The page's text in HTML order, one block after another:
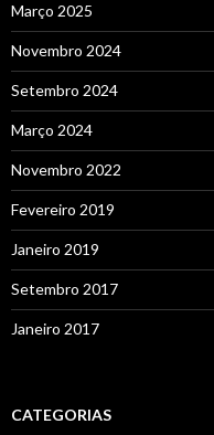
Março 2025
Novembro 2024
Setembro 2024
Março 2024
Novembro 2022
Fevereiro 2019
Janeiro 2019
Setembro 2017
Janeiro 2017
CATEGORIAS